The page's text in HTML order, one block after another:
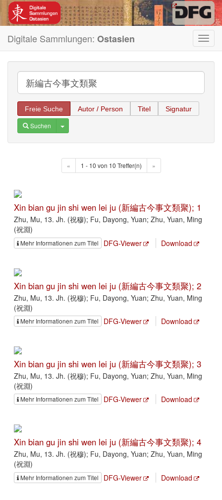
Digitale Sammlungen: Ostasien
Freie Suche Autor / Person Titel Signatur
Suchen Toggle Dropdown
« 1 - 10 von 10 Treffer(n) »
Xin bian gu jin shi wen lei ju (新編古今事文類聚); 1
Zhu, Mu, 13. Jh. (祝穆); Fu, Dayong, Yuan; Zhu, Yuan, Ming
(祝淵)
Mehr Informationen zum Titel DFG-Viewer Download
Xin bian gu jin shi wen lei ju (新編古今事文類聚); 2
Zhu, Mu, 13. Jh. (祝穆); Fu, Dayong, Yuan; Zhu, Yuan, Ming
(祝淵)
Mehr Informationen zum Titel DFG-Viewer Download
Xin bian gu jin shi wen lei ju (新編古今事文類聚); 3
Zhu, Mu, 13. Jh. (祝穆); Fu, Dayong, Yuan; Zhu, Yuan, Ming
(祝淵)
Mehr Informationen zum Titel DFG-Viewer Download
Xin bian gu jin shi wen lei ju (新編古今事文類聚); 4
Zhu, Mu, 13. Jh. (祝穆); Fu, Dayong, Yuan; Zhu, Yuan, Ming
(祝淵)
Mehr Informationen zum Titel DFG-Viewer Download